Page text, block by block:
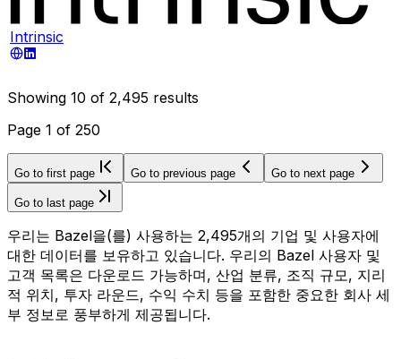
Intrinsic
Showing 10 of 2,495 results
Page 1 of 250
Go to first page Go to previous page Go to next page
Go to last page
우리는 Bazel을(를) 사용하는 2,495개의 기업 및 사용자에
대한 데이터를 보유하고 있습니다. 우리의 Bazel 사용자 및
고객 목록은 다운로드 가능하며, 산업 분류, 조직 규모, 지리
적 위치, 투자 라운드, 수익 수치 등을 포함한 중요한 회사 세
부 정보로 풍부하게 제공됩니다.